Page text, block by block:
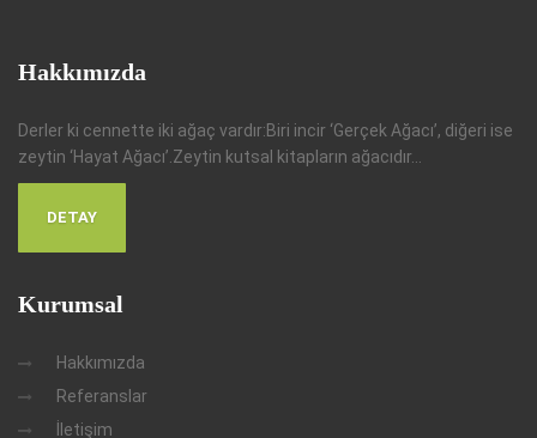
Hakkımızda
Derler ki cennette iki ağaç vardır:Biri incir ‘Gerçek Ağacı’, diğeri ise
zeytin ‘Hayat Ağacı’.Zeytin kutsal kitapların ağacıdır...
DETAY
Kurumsal
Hakkımızda
Referanslar
İletişim